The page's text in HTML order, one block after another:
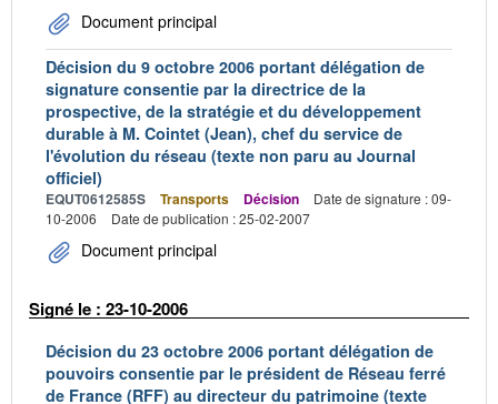
Document principal
Décision du 9 octobre 2006 portant délégation de
signature consentie par la directrice de la
prospective, de la stratégie et du développement
durable à M. Cointet (Jean), chef du service de
l'évolution du réseau (texte non paru au Journal
officiel)
EQUT0612585S Transports Décision
Date de signature : 09-
10-2006
Date de publication : 25-02-2007
Document principal
Signé le : 23-10-2006
Décision du 23 octobre 2006 portant délégation de
pouvoirs consentie par le président de Réseau ferré
de France (RFF) au directeur du patrimoine (texte